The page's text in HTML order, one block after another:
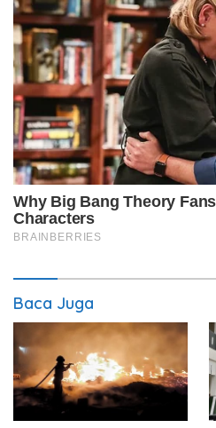
Baca Juga